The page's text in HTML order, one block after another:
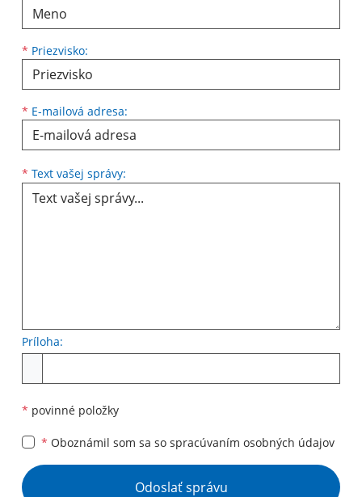
* Priezvisko:
* E-mailová adresa:
* Text vašej správy:
Príloha:
* povinné položky
* Oboznámil som sa so spracúvaním osobných údajov
Google reCaptcha Response
Odoslať správu